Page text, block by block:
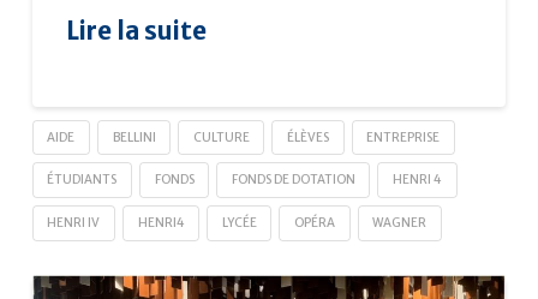
Lire la suite
AIDE BELLINI CULTURE ÉLÈVES ENTREPRISE
ÉTUDIANTS FONDS FONDS DE DOTATION HENRI 4
HENRI IV HENRI4 LYCÉE OPÉRA WAGNER